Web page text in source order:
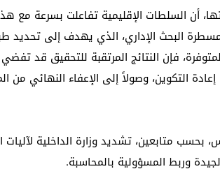
أن السلطات الإقليمية تفاعلت بسرعة مع
البحث الإداري، الذي يهدف إلى تحديد
فإن النتائج المرتقبة للتحقيق قد تفضي
التكوين، وصولاً إلى الإعفاء النهائي
بحسب متابعين، تشديد وزارة الداخلية
وربط المسؤولية بالمحاسبة.